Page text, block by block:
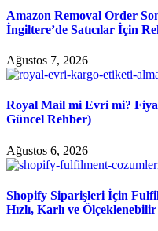
Amazon Removal Order
İngiltere’de Satıcılar İçin
Ağustos 7, 2026
Royal Mail mi Evri mi? Fiyat
Güncel Rehber)
Ağustos 6, 2026
Shopify Siparişleri İçin
Hızlı, Karlı ve